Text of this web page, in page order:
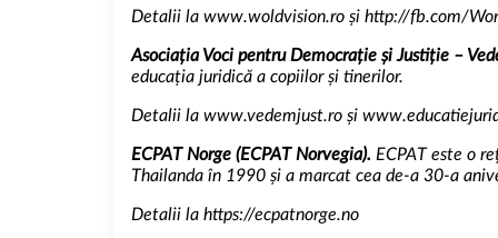
Detalii la www.woldvision.ro și http://fb.com/
Asociația Voci pentru Democrație și Justiție –
educația juridică a copiilor și tinerilor.
Detalii la www.vedemjust.ro și
ECPAT Norge (ECPAT Norvegia). ECPAT este o
Thailanda în 1990 și a marcat cea de-a 30-a
Detalii la https://ecpatnorge.no